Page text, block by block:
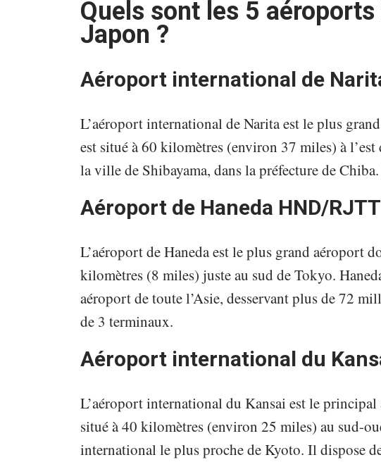
Quels sont les 5
Japon ?
Aéroport international de
L’aéroport international de Narita est le plus
est situé à 60 kilomètres (environ 37 miles) à
la ville de Shibayama, dans la préfecture de
Aéroport de Haneda HND/RJTT
L’aéroport de Haneda est le plus grand aéroport
kilomètres (8 miles) juste au sud de Tokyo.
aéroport de toute l’Asie, desservant plus de 72
de 3 terminaux.
Aéroport international du
L’aéroport international du Kansai est le
situé à 40 kilomètres (environ 25 miles) au sud-
international le plus proche de Kyoto. Il dispose